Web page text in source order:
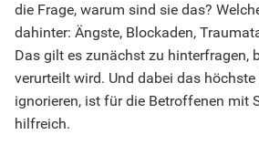
die Frage, warum sind sie das?
dahinter: Ängste, Blockaden,
Das gilt es zunächst zu hinterfragen,
verurteilt wird. Und dabei das höchste
ignorieren, ist für die Betroffenen mit
hilfreich.